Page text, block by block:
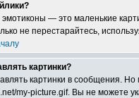
— это маленькие
не перестарайтесь,
картинки?
картинки в сообщения.
my-picture.gif. Вы не можете